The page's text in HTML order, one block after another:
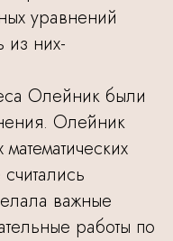
уравнений
из них-
Олейник были
Оле́йник
важные
работы по